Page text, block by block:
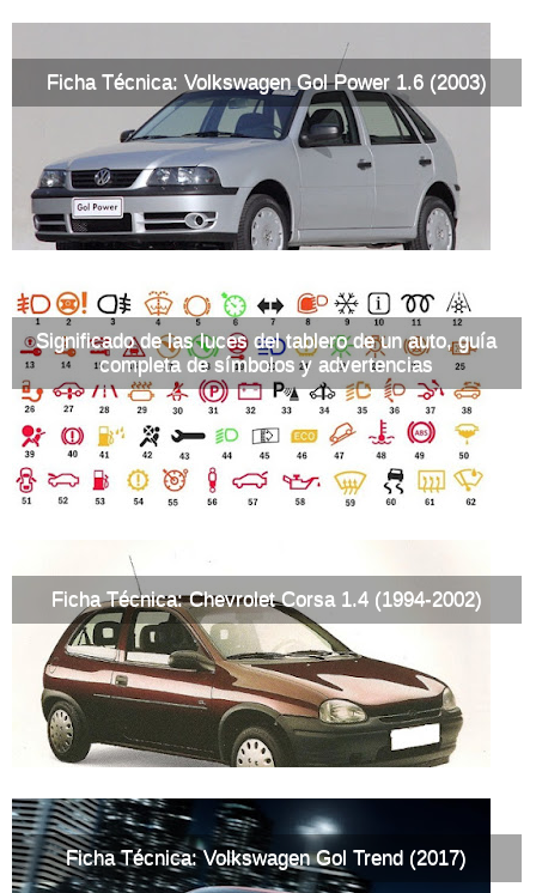
Ficha Técnica: Volkswagen Gol Power 1.6 (2003)
Significado de las luces del tablero de un auto, guía
completa de símbolos y advertencias
Ficha Técnica: Chevrolet Corsa 1.4 (1994-2002)
Ficha Técnica: Volkswagen Gol Trend (2017)